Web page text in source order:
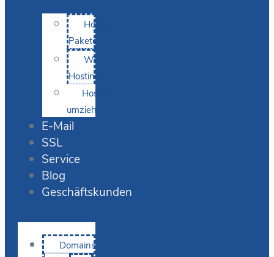
Hosting-
Pakete
WordPress
Hosting
Hosting
umziehen
E-Mail
SSL
Service
Blog
Geschäftskunden
Domains